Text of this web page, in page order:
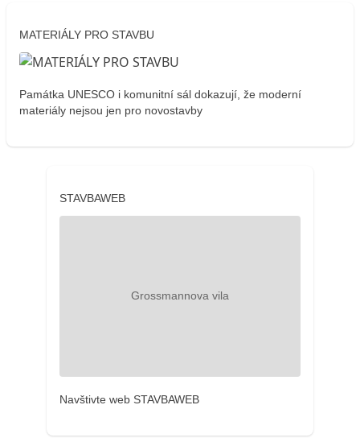
MATERIÁLY PRO STAVBU
Památka UNESCO i komunitní sál dokazují, že moderní
materiály nejsou jen pro novostavby
STAVBAWEB
Navštivte web STAVBAWEB